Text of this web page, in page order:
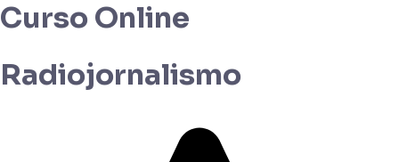
Curso Online
Radiojornalismo